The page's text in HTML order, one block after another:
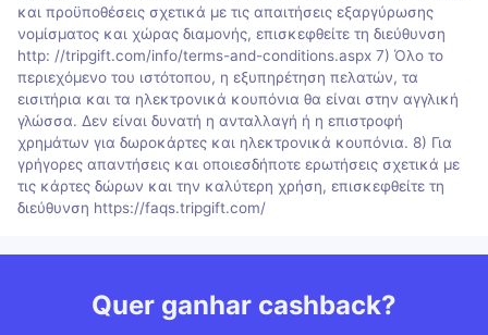
και προϋποθέσεις σχετικά με τις απαιτήσεις εξαργύρωσης
νομίσματος και χώρας διαμονής, επισκεφθείτε τη διεύθυνση
http: //tripgift.com/info/terms-and-conditions.aspx 7) Όλο το
περιεχόμενο του ιστότοπου, η εξυπηρέτηση πελατών, τα
εισιτήρια και τα ηλεκτρονικά κουπόνια θα είναι στην αγγλική
γλώσσα. Δεν είναι δυνατή η ανταλλαγή ή η επιστροφή
χρημάτων για δωροκάρτες και ηλεκτρονικά κουπόνια. 8) Για
γρήγορες απαντήσεις και οποιεσδήποτε ερωτήσεις σχετικά με
τις κάρτες δώρων και την καλύτερη χρήση, επισκεφθείτε τη
διεύθυνση https://faqs.tripgift.com/
Quer ganhar cashback?